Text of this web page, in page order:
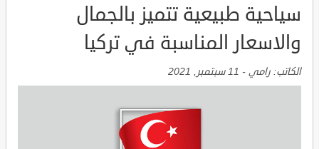
سياحية طبيعية تتميز بالجمال
والاسعار المناسبة في تركيا
الكاتب: رامي - 11 سبتمبر, 2021